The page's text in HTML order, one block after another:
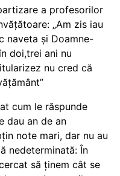
a profesorilor
„Am zis iau
naveta și Doamne-
doi,trei ani nu
nu cred că
cum le răspunde
dau an de an
note mari, dar nu au
nedeterminată: În
să ținem cât se